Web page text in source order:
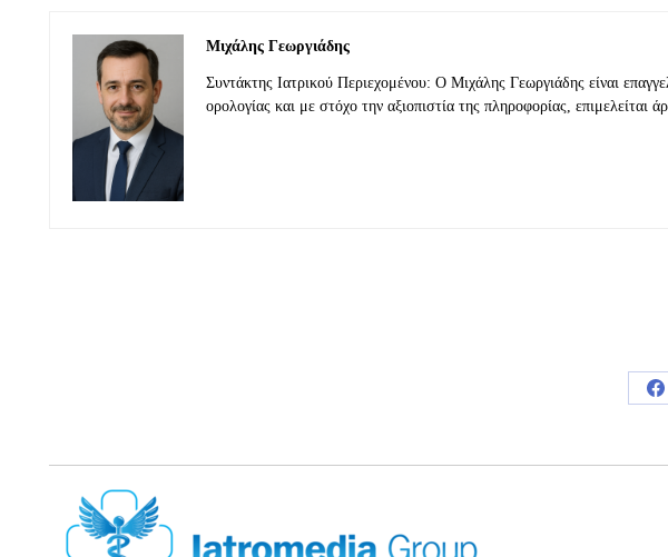
Μιχάλης Γεωργιάδης
Συντάκτης Ιατρικού Περιεχομένου: Ο Μιχάλης Γεωργιάδης είναι
ορολογίας και με στόχο την αξιοπιστία της πληροφορίας, επιμελείται